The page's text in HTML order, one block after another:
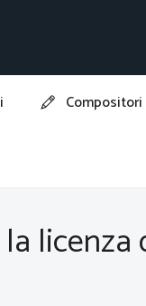
Compositori
senora"